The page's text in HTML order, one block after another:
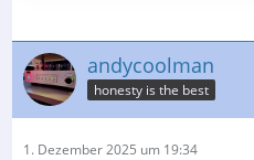
andycoolman
honesty is the best
1. Dezember 2025 um 19:34